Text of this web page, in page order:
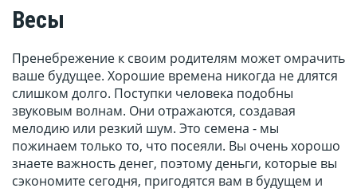
Весы
Пренебрежение к своим родителям может омрачить
ваше будущее. Хорошие времена никогда не длятся
слишком долго. Поступки человека подобны
звуковым волнам. Они отражаются, создавая
мелодию или резкий шум. Это семена - мы
пожинаем только то, что посеяли. Вы очень хорошо
знаете важность денег, поэтому деньги, которые вы
сэкономите сегодня, пригодятся вам в будущем и